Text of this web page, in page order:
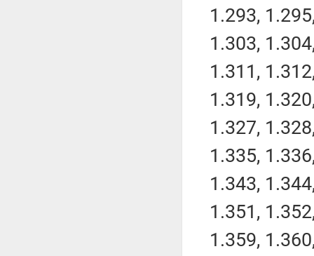
1.293,
1.303,
1.311,
1.319,
1.327,
1.335,
1.343,
1.351,
1.359,